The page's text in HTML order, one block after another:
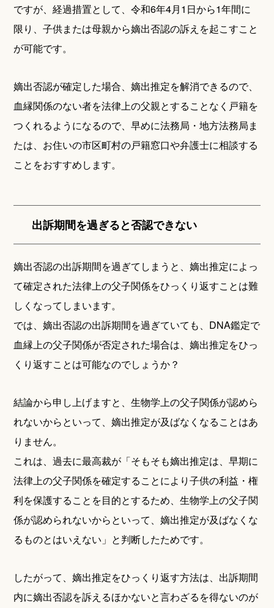
ですが、経過措置として、令和6年4月1日から1年間に
限り、子供または母親から嫡出否認の訴えを起こすこと
が可能です。
嫡出否認が確定した場合、嫡出推定を解消できるので、
血縁関係のない者を法律上の父親とすることなく戸籍を
つくれるようになるので、早めに法務局・地方法務局ま
たは、お住いの市区町村の戸籍窓口や弁護士に相談する
ことをおすすめします。
出訴期間を過ぎると否認できない
嫡出否認の出訴期間を過ぎてしまうと、嫡出推定によっ
て確定された法律上の父子関係をひっくり返すことは難
しくなってしまいます。
では、嫡出否認の出訴期間を過ぎていても、DNA鑑定で
血縁上の父子関係が否定された場合は、嫡出推定をひっ
くり返すことは可能なのでしょうか？
結論から申し上げますと、生物学上の父子関係が認めら
れないからといって、嫡出推定が及ばなくなることはあ
りません。
これは、過去に最高裁が「そもそも嫡出推定は、早期に
法律上の父子関係を確定することにより子供の利益・権
利を保護することを目的とするため、生物学上の父子関
係が認められないからといって、嫡出推定が及ばなくな
るものとはいえない」と判断したためです。
したがって、嫡出推定をひっくり返す方法は、出訴期間
内に嫡出否認を訴えるほかないと言わざるを得ないのが